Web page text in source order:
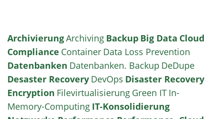
ArchivierungArchiving Backup Big Data Cloud
Compliance Container Data Loss Prevention
Datenbanken Datenbanken. Backup DeDupe
Desaster Recovery DevOps Disaster Recovery
Encryption Filevirtualisierung Green IT In-
Memory-Computing IT-Konsolidierung